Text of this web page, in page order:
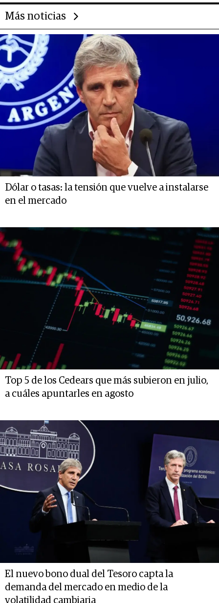
Más noticias
Dólar o tasas: la tensión que vuelve a instalarse
en el mercado
Top 5 de los Cedears que más subieron en julio,
a cuáles apuntarles en agosto
El nuevo bono dual del Tesoro capta la
demanda del mercado en medio de la
volatilidad cambiaria